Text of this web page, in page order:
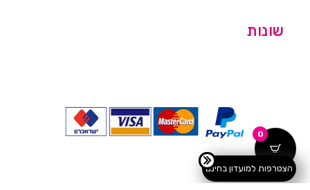
שונות
0
הצטרפות למועדון בחינם